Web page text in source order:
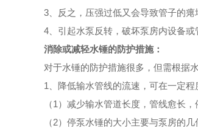
3、反之，压强过低又会导致管子的瘪
4、引起水泵反转，破坏泵房内设备
消除或减轻水锤的防护措施：
对于水锤的防护措施很多，但需根据
1、降低输水管线的流速，可在一定
（1）减少输水管道长度，管线愈长
（2）停泵水锤的大小主要与泵房的